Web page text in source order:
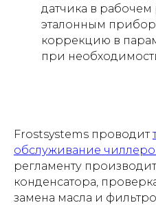
датчика в
эталонным
коррекцию в
при
Frostsystems проводит
обслуживание
регламенту
конденсатора,
замена масла и